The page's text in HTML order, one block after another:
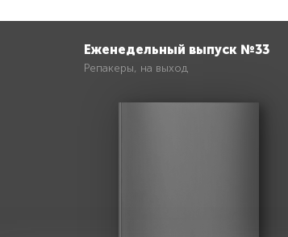
Еженедельный выпуск №33
Репакеры, на выход